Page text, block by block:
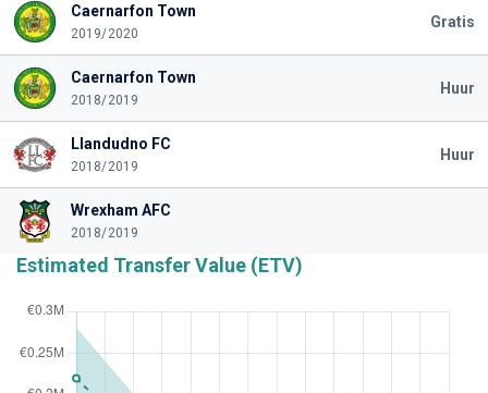
Caernarfon Town
2019/2020
Gratis
Caernarfon Town
2018/2019
Huur
Llandudno FC
2018/2019
Huur
Wrexham AFC
2018/2019
Estimated Transfer Value (ETV)